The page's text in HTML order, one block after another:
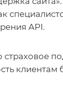
API.
клиентам